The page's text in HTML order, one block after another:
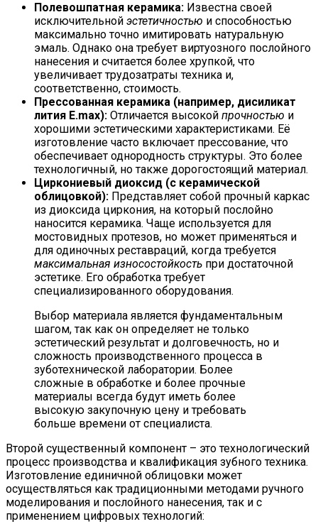
Полевошпатная керамика: Известна своей
исключительной эстетичностью и способностью
максимально точно имитировать натуральную
эмаль. Однако она требует виртуозного послойного
нанесения и считается более хрупкой, что
увеличивает трудозатраты техника и,
соответственно, стоимость.
Прессованная керамика (например, дисиликат
лития E.max): Отличается высокой прочностью и
хорошими эстетическими характеристиками. Её
изготовление часто включает прессование, что
обеспечивает однородность структуры. Это более
технологичный, но также дорогостоящий материал.
Циркониевый диоксид (с керамической
облицовкой): Представляет собой прочный каркас
из диоксида циркония, на который послойно
наносится керамика. Чаще используется для
мостовидных протезов, но может применяться и
для одиночных реставраций, когда требуется
максимальная износостойкость при достаточной
эстетике. Его обработка требует
специализированного оборудования.
Выбор материала является фундаментальным
шагом, так как он определяет не только
эстетический результат и долговечность, но и
сложность производственного процесса в
зуботехнической лаборатории. Более
сложные в обработке и более прочные
материалы всегда будут иметь более
высокую закупочную цену и требовать
больше времени от специалиста.
Второй существенный компонент – это технологический
процесс производства и квалификация зубного техника.
Изготовление единичной облицовки может
осуществляться как традиционными методами ручного
моделирования и послойного нанесения, так и с
применением цифровых технологий: